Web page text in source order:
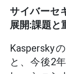
サイバーセ
展開:課題と
Kaspersky
と、今後2